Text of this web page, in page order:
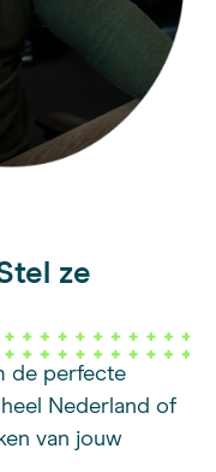
ze
de perfecte
Nederland of
van jouw